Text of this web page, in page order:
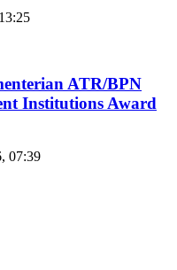
ATR/BPN
Institutions Award
07:39